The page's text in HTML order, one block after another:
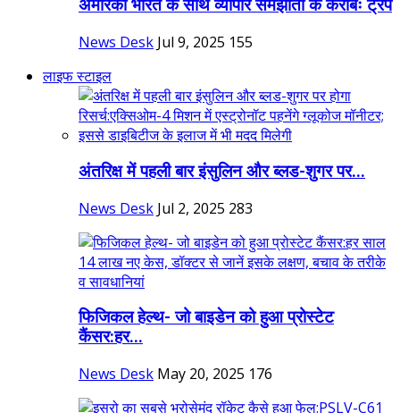
अमेरिका भारत के साथ व्यापार समझौता के करीबः ट्रंप
News Desk Jul 9, 2025 155
लाइफ स्टाइल
अंतरिक्ष में पहली बार इंसुलिन और ब्लड-शुगर पर...
News Desk Jul 2, 2025 283
फिजिकल हेल्थ- जो बाइडेन को हुआ प्रोस्टेट
कैंसर:हर...
News Desk May 20, 2025 176